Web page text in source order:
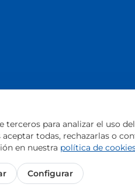
CookiesDPA
terceros para analizar el uso
todas, rechazarlas o
en nuestra política de
Configurar